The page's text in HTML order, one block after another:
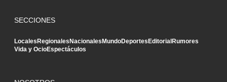
SECCIONES
LocalesRegionalesNacionalesMundoDeportesEditorialRumores
Vida y OcioEspectáculos